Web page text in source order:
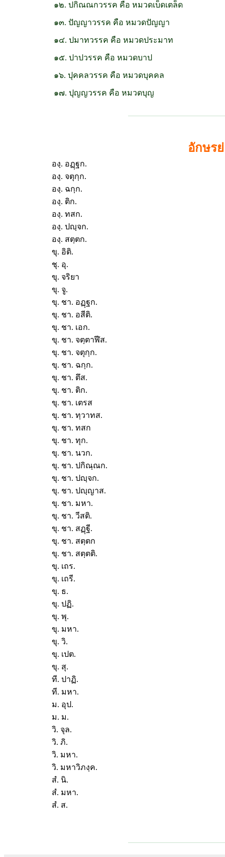
๑๒. ปกิณณกวรรค คือ หมวดเบ็ดเตล็ด
๑๓. ปัญญาวรรค คือ หมวดปัญญา
๑๔. ปมาทวรรค คือ หมวดประมาท
๑๕. ปาปวรรค คือ หมวดบาป
๑๖. ปุคคลวรรค คือ หมวดบุคคล
๑๗. ปุญญวรรค คือ หมวดบุญ
อักษร
องฺ. อฏฺฐก.
องฺ. จตุกฺก.
องฺ. ฉกฺก.
องฺ. ติก.
องฺ. ทสก.
องฺ. ปญฺจก.
องฺ. สตฺตก.
ขุ. อิติ.
ชุ. อุ.
ขุ. จริยา
ขุ. จู.
ขุ. ชา. อฏฺฐก.
ขุ. ชา. อสีติ.
ขุ. ชา. เอก.
ขุ. ชา. จตฺตาฬีส.
ขุ. ชา. จตุกฺก.
ขุ. ชา. ฉกฺก.
ขุ. ชา. ตึส.
ขุ. ชา. ติก.
ขุ. ชา. เตรส
ขุ. ชา. ทฺวาทส.
ขุ. ชา. ทสก
ขุ. ชา. ทุก.
ขุ. ชา. นวก.
ขุ. ชา. ปกิณฺณก.
ขุ. ชา. ปญฺจก.
ขุ. ชา. ปญฺญาส.
ขุ. ชา. มหา.
ขุ. ชา. วีสติ.
ขุ. ชา. สฏฺฐี.
ขุ. ชา. สตฺตก
ขุ. ชา. สตฺตติ.
ขุ. เถร.
ขุ. เถรี.
ขุ. ธ.
ขุ. ปฏิ.
ขุ. พุ.
ขุ. มหา.
ขุ. วิ.
ขุ. เปต.
ขุ. สุ.
ที. ปาฏิ.
ที. มหา.
ม. อุป.
ม. ม.
วิ. จุล.
วิ. ภิ.
วิ. มหา.
วิ. มหาวิภงฺค.
สํ. นิ.
สํ. มหา.
สํ. ส.